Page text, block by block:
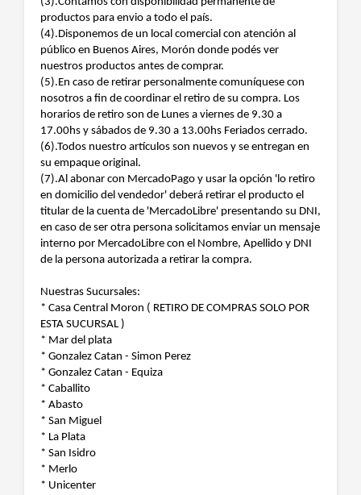
productos para envio a todo el país.
(4).Disponemos de un local comercial con atención al
público en Buenos Aires, Morón donde podés ver
nuestros productos antes de comprar.
(5).En caso de retirar personalmente comuníquese con
nosotros a fin de coordinar el retiro de su compra. Los
horarios de retiro son de Lunes a viernes de 9.30 a
17.00hs y sábados de 9.30 a 13.00hs Feriados cerrado.
(6).Todos nuestro artículos son nuevos y se entregan en
su empaque original.
(7).Al abonar con MercadoPago y usar la opción 'lo retiro
en domicilio del vendedor' deberá retirar el producto el
titular de la cuenta de 'MercadoLibre' presentando su DNI,
en caso de ser otra persona solicitamos enviar un mensaje
interno por MercadoLibre con el Nombre, Apellido y DNI
de la persona autorizada a retirar la compra.
Nuestras Sucursales:
* Casa Central Moron ( RETIRO DE COMPRAS SOLO POR
ESTA SUCURSAL )
* Mar del plata
* Gonzalez Catan - Simon Perez
* Gonzalez Catan - Equiza
* Caballito
* Abasto
* San Miguel
* La Plata
* San Isidro
* Merlo
* Unicenter